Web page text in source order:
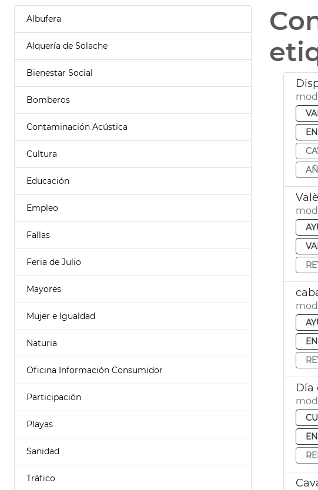
Albufera
Alquería de Solache
Bienestar Social
Bomberos
Contaminación Acústica
Cultura
Educación
Empleo
Fallas
Feria de Julio
Mayores
Mujer e Igualdad
Naturia
Oficina Información Consumidor
Participación
Playas
Sanidad
Tráfico
Día